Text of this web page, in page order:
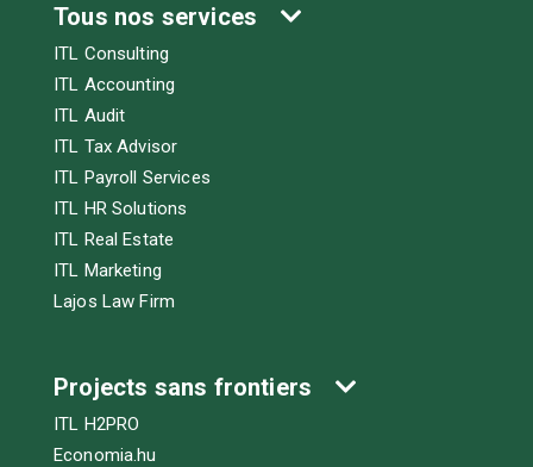
Tous nos services
ITL Consulting
ITL Accounting
ITL Audit
ITL Tax Advisor
ITL Payroll Services
ITL HR Solutions
ITL Real Estate
ITL Marketing
Lajos Law Firm
Projects sans frontiers
ITL H2PRO
Economia.hu